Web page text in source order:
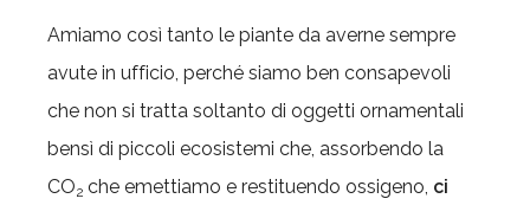
Amiamo così tanto le piante da averne sempre
avute in ufficio, perché siamo ben consapevoli
che non si tratta soltanto di oggetti ornamentali
bensì di piccoli ecosistemi che, assorbendo la
CO2 che emettiamo e restituendo ossigeno, ci